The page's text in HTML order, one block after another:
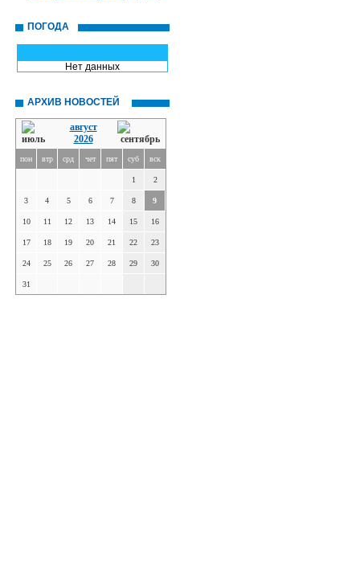
ПОГОДА
Нет данных
АРХИВ НОВОСТЕЙ
август
2026
пон втр срд чет пят суб вск
1 2
3 4 5 6 7 8 9
10 11 12 13 14 15 16
17 18 19 20 21 22 23
24 25 26 27 28 29 30
31